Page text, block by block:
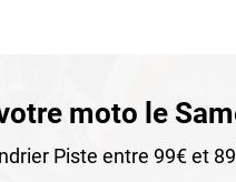
moto le
Piste entre 99€ et